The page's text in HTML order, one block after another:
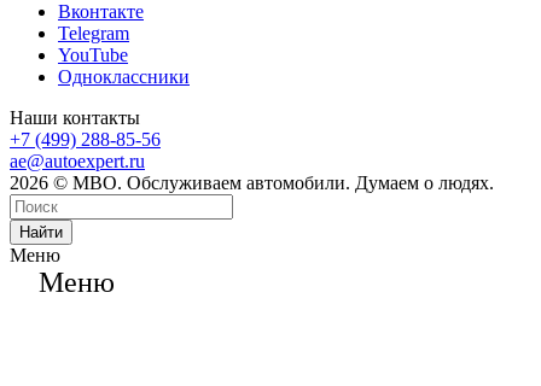
Вконтакте
Telegram
YouTube
Одноклассники
Наши контакты
+7 (499) 288-85-56
ae@autoexpert.ru
2026 © МВО. Обслуживаем автомобили. Думаем о людях.
Найти
Меню
Меню